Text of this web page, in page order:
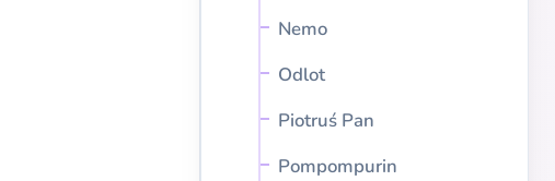
Nemo
Odlot
Piotruś Pan
Pompompurin